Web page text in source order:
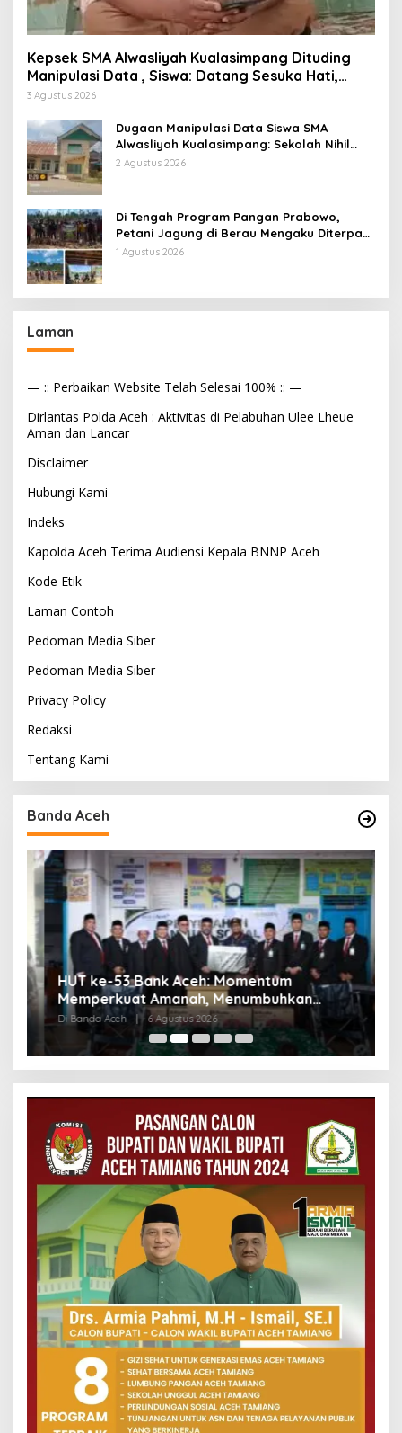
Kepsek SMA Alwasliyah Kualasimpang Dituding
Manipulasi Data , Siswa: Datang Sesuka Hati,
Dana MBG Disalurkan ke Guru & Pesantren
3 Agustus 2026
Dugaan Manipulasi Data Siswa SMA
Alwasliyah Kualasimpang: Sekolah Nihil
Murid Tapi Terima Dana BOS & Paket
2 Agustus 2026
Di Tengah Program Pangan Prabowo,
Petani Jagung di Berau Mengaku Diterpa
Tekanan Aparat
1 Agustus 2026
Laman
— :: Perbaikan Website Telah Selesai 100% :: —
Dirlantas Polda Aceh : Aktivitas di Pelabuhan Ulee Lheue
Aman dan Lancar
Disclaimer
Hubungi Kami
Indeks
Kapolda Aceh Terima Audiensi Kepala BNNP Aceh
Kode Etik
Laman Contoh
Pedoman Media Siber
Pedoman Media Siber
Privacy Policy
Redaksi
Tentang Kami
Banda Aceh
HUT ke-53 Bank Aceh: Momentum
Memperkuat Amanah, Menumbuhkan
Keberkahan Bagi Aceh
Di Banda Aceh | 6 Agustus 2026